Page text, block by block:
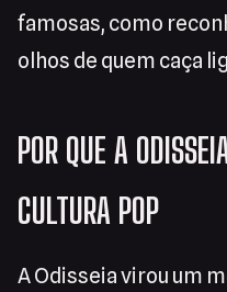
famosas, como
olhos de quem caça
POR QUE A
CULTURA POP
A Odisseia virou um